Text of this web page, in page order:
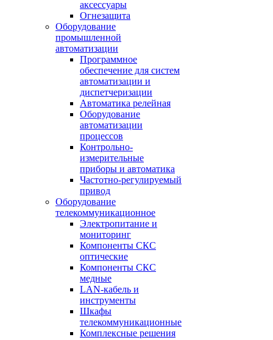
аксессуары
Огнезащита
Оборудование
промышленной
автоматизации
Программное
обеспечение для систем
автоматизации и
диспетчеризации
Автоматика релейная
Оборудование
автоматизации
процессов
Контрольно-
измерительные
приборы и автоматика
Частотно-регулируемый
привод
Оборудование
телекоммуникационное
Электропитание и
мониторинг
Компоненты СКС
оптические
Компоненты СКС
медные
LAN-кабель и
инструменты
Шкафы
телекоммуникационные
Комплексные решения